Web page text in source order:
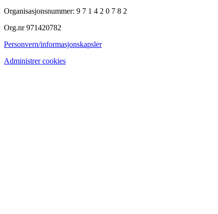
Organisasjonsnummer: 9 7 1 4 2 0 7 8 2
Org.nr 971420782
Personvern/informasjonskapsler
Administrer cookies